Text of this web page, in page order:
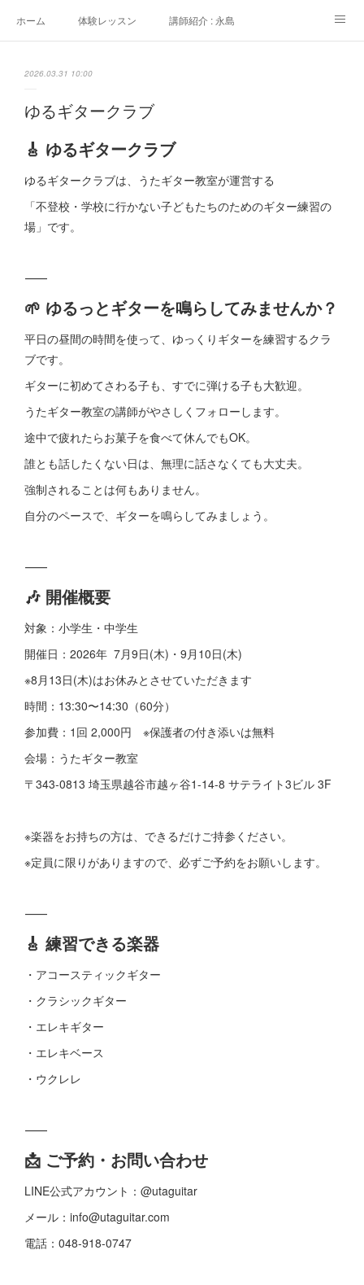
ホーム 体験レッスン 講師紹介 : 永島
2026.03.31 10:00
ゆるギタークラブ
🎸 ゆるギタークラブ
ゆるギタークラブは、うたギター教室が運営する
「不登校・学校に行かない子どもたちのためのギター練習の
場」です。
⸻
🌱 ゆるっとギターを鳴らしてみませんか？
平日の昼間の時間を使って、ゆっくりギターを練習するクラ
ブです。
ギターに初めてさわる子も、すでに弾ける子も大歓迎。
うたギター教室の講師がやさしくフォローします。
途中で疲れたらお菓子を食べて休んでもOK。
誰とも話したくない日は、無理に話さなくても大丈夫。
強制されることは何もありません。
自分のペースで、ギターを鳴らしてみましょう。
⸻
🎶 開催概要
対象：小学生・中学生
開催日：2026年 7月9日(木)・9月10日(木)
※8月13日(木)はお休みとさせていただきます
時間：13:30〜14:30（60分）
参加費：1回 2,000円 ※保護者の付き添いは無料
会場：うたギター教室
〒343-0813 埼玉県越谷市越ヶ谷1-14-8 サテライト3ビル 3F
※楽器をお持ちの方は、できるだけご持参ください。
※定員に限りがありますので、必ずご予約をお願いします。
⸻
🎸 練習できる楽器
・アコースティックギター
・クラシックギター
・エレキギター
・エレキベース
・ウクレレ
⸻
📩 ご予約・お問い合わせ
LINE公式アカウント：@utaguitar
メール：info@utaguitar.com
電話：048-918-0747